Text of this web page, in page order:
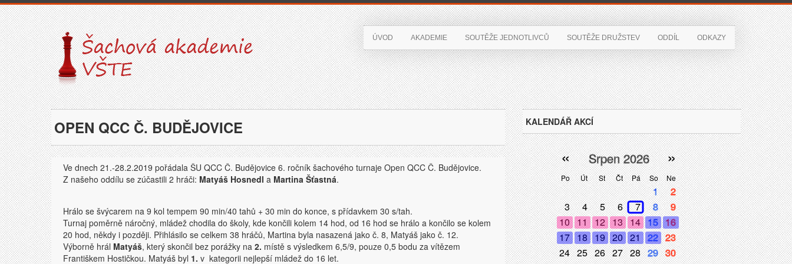
ÚVOD AKADEMIE SOUTĚŽE JEDNOTLIVCŮ SOUTĚŽE DRUŽSTEV ODDÍL ODKAZY
OPEN QCC Č. BUDĚJOVICE
Ve dnech 21.-28.2.2019 pořádala ŠU QCC Č. Budějovice 6. ročník šachového turnaje Open QCC Č. Budějovice.
Z našeho oddílu se zúčastili 2 hráči: Matyáš Hosnedl a Martina Šťastná.
Hrálo se švýcarem na 9 kol tempem 90 min/40 tahů + 30 min do konce, s přídavkem 30 s/tah.
Turnaj poměrně náročný, mládež chodila do školy, kde končili kolem 14 hod, od 16 hod se hrálo a končilo se kolem
20 hod, někdy i později. Přihlásilo se celkem 38 hráčů, Martina byla nasazená jako č. 8, Matyáš jako č. 12.
Výborně hrál Matyáš, který skončil bez porážky na 2. místě s výsledkem 6,5/9, pouze 0,5 bodu za vítězem
Františkem Hostičkou. Matyáš byl 1. v kategorii nejlepší mládež do 16 let.
KALENDÁŘ AKCÍ
Po Út St Čt Pá So Ne
« »
Srpen 2026
1
2
3
4 5 6 7 8
9
10 11 12 13 14 15 16
17 18 19 20 21 22 23
24 25 26 27 28 29 30